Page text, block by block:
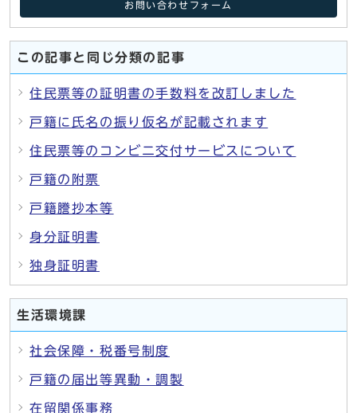
お問い合わせフォーム
この記事と同じ分類の記事
住民票等の証明書の手数料を改訂しました
戸籍に氏名の振り仮名が記載されます
住民票等のコンビニ交付サービスについて
戸籍の附票
戸籍謄抄本等
身分証明書
独身証明書
生活環境課
社会保障・税番号制度
戸籍の届出等異動・調製
在留関係事務